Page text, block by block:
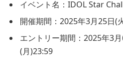
イベント名：IDOL Star
開催期間：2025年3月25日(
エントリー期間：2025年3
(月)23:59